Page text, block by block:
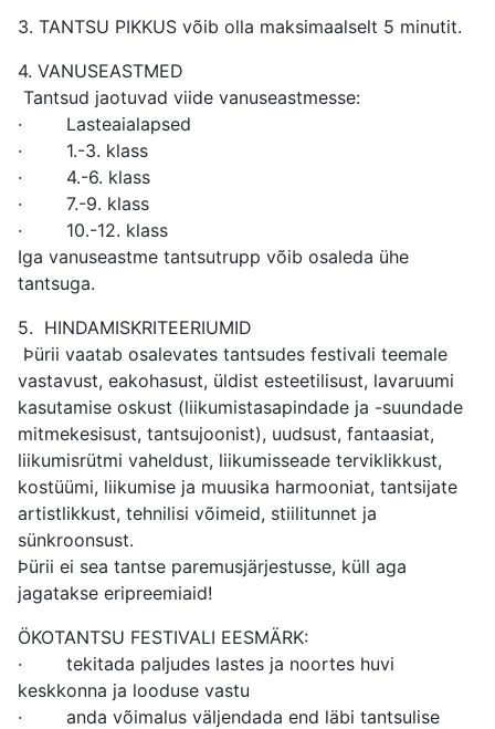
3. TANTSU PIKKUS võib olla maksimaalselt 5 minutit.
4. VANUSEASTMED
Tantsud jaotuvad viide vanuseastmesse:
· Lasteaialapsed
· 1.-3. klass
· 4.-6. klass
· 7.-9. klass
· 10.-12. klass
Iga vanuseastme tantsutrupp võib osaleda ühe
tantsuga.
5. HINDAMISKRITEERIUMID
Þürii vaatab osalevates tantsudes festivali teemale
vastavust, eakohasust, üldist esteetilisust, lavaruumi
kasutamise oskust (liikumistasapindade ja -suundade
mitmekesisust, tantsujoonist), uudsust, fantaasiat,
liikumisrütmi vaheldust, liikumisseade terviklikkust,
kostüümi, liikumise ja muusika harmooniat, tantsijate
artistlikkust, tehnilisi võimeid, stiilitunnet ja
sünkroonsust.
Þürii ei sea tantse paremusjärjestusse, küll aga
jagatakse eripreemiaid!
ÖKOTANTSU FESTIVALI EESMÄRK:
· tekitada paljudes lastes ja noortes huvi
keskkonna ja looduse vastu
· anda võimalus väljendada end läbi tantsulise